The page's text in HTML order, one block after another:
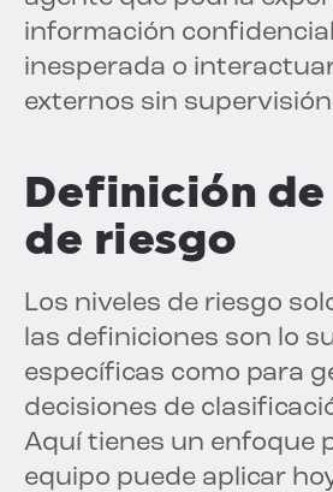
información
inesperada o
externos sin
Definición
de riesgo
Los niveles de riesgo
las definiciones son lo
específicas como para
decisiones de
Aquí tienes un enfoque
equipo puede aplicar